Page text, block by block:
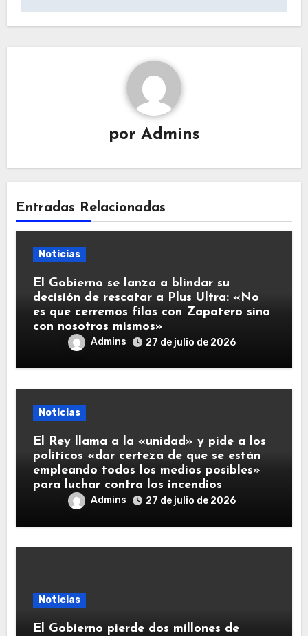
por Admins
Entradas Relacionadas
Noticias
El Gobierno se lanza a blindar su
decisión de rescatar a Plus Ultra: «No
es que cerremos filas con Zapatero sino
con nosotros mismos»
Admins 27 de julio de 2026
Noticias
El Rey llama a la «unidad» y pide a los
políticos «dar certeza de que se están
empleando todos los medios posibles»
para luchar contra los incendios
Admins 27 de julio de 2026
Noticias
El Gobierno pierde dos millones de